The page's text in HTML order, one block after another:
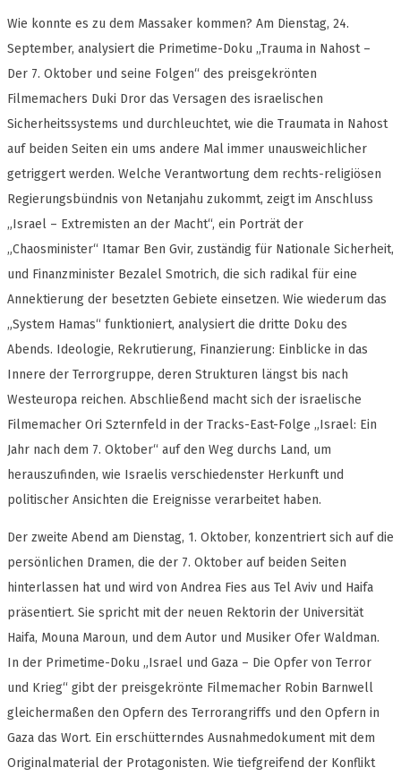
Wie konnte es zu dem Massaker kommen? Am Dienstag, 24.
September, analysiert die Primetime-Doku „Trauma in Nahost –
Der 7. Oktober und seine Folgen“ des preisgekrönten
Filmemachers Duki Dror das Versagen des israelischen
Sicherheitssystems und durchleuchtet, wie die Traumata in Nahost
auf beiden Seiten ein ums andere Mal immer unausweichlicher
getriggert werden. Welche Verantwortung dem rechts-religiösen
Regierungsbündnis von Netanjahu zukommt, zeigt im Anschluss
„Israel – Extremisten an der Macht“, ein Porträt der
„Chaosminister“ Itamar Ben Gvir, zuständig für Nationale Sicherheit,
und Finanzminister Bezalel Smotrich, die sich radikal für eine
Annektierung der besetzten Gebiete einsetzen. Wie wiederum das
„System Hamas“ funktioniert, analysiert die dritte Doku des
Abends. Ideologie, Rekrutierung, Finanzierung: Einblicke in das
Innere der Terrorgruppe, deren Strukturen längst bis nach
Westeuropa reichen. Abschließend macht sich der israelische
Filmemacher Ori Szternfeld in der Tracks-East-Folge „Israel: Ein
Jahr nach dem 7. Oktober“ auf den Weg durchs Land, um
herauszufinden, wie Israelis verschiedenster Herkunft und
politischer Ansichten die Ereignisse verarbeitet haben.
Der zweite Abend am Dienstag, 1. Oktober, konzentriert sich auf die
persönlichen Dramen, die der 7. Oktober auf beiden Seiten
hinterlassen hat und wird von Andrea Fies aus Tel Aviv und Haifa
präsentiert. Sie spricht mit der neuen Rektorin der Universität
Haifa, Mouna Maroun, und dem Autor und Musiker Ofer Waldman.
In der Primetime-Doku „Israel und Gaza – Die Opfer von Terror
und Krieg“ gibt der preisgekrönte Filmemacher Robin Barnwell
gleichermaßen den Opfern des Terrorangriffs und den Opfern in
Gaza das Wort. Ein erschütterndes Ausnahmedokument mit dem
Originalmaterial der Protagonisten. Wie tiefgreifend der Konflikt